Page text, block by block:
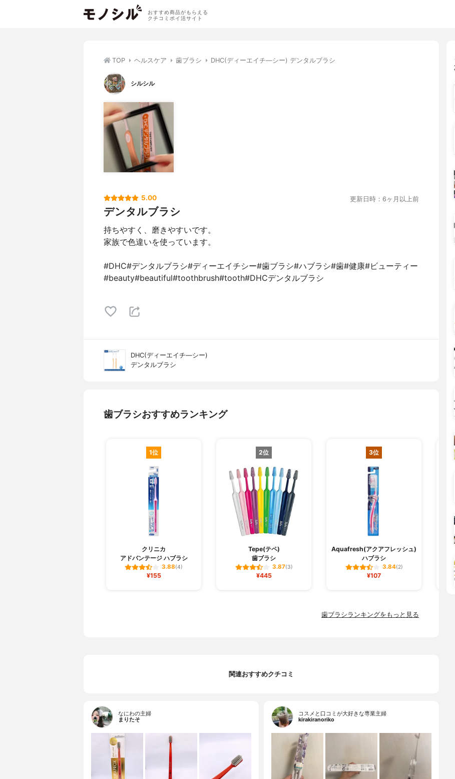
おすすめ商品がもらえる
クチコミポイ活サイト
TOP ヘルスケア 歯ブラシ DHC(ディーエイチ―シー) デンタルブラシ
シルシル
5.00 更新日時：6ヶ月以上前
デンタルブラシ
持ちやすく、磨きやすいです。
家族で色違いを使っています。
#DHC#デンタルブラシ#ディーエイチシー#歯ブラシ#ハブラシ#歯#健康#ビューティー
#beauty#beautiful#toothbrush#tooth#DHCデンタルブラシ
DHC(ディーエイチ―シー)
デンタルブラシ
歯ブラシおすすめランキング
1位
クリニカ
アドバンテージ ハブラシ
3.88(4)
¥155
2位
Tepe(テペ)
歯ブラシ
3.87(3)
¥445
3位
Aquafresh(アクアフレッシュ)
ハブラシ
3.84(2)
¥107
歯ブラシランキングをもっと見る
関連おすすめクチコミ
なにわの主婦
まりたそ
コスメと口コミが大好きな専業主婦
kirakiranoriko